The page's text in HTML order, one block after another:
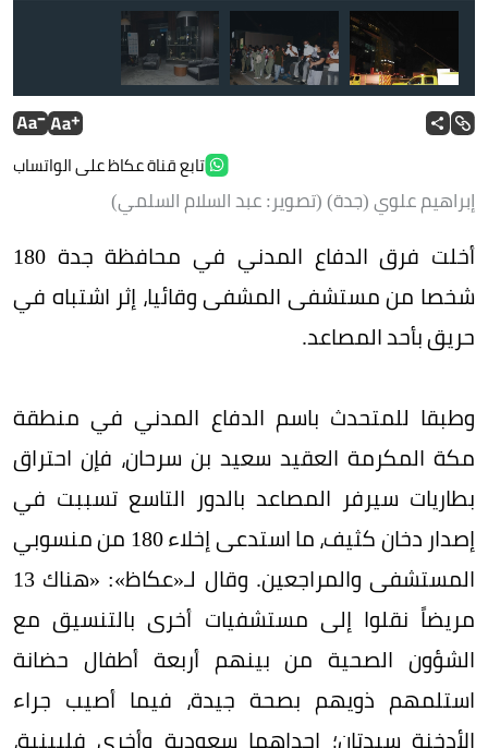
تابع قناة عكاظ على الواتساب
إبراهيم علوي (جدة) ‏(تصوير: عبد السلام السلمي)
‏أخلت فرق الدفاع المدني في محافظة جدة 180
شخصا من مستشفى المشفى وقائيا، إثر اشتباه في
حريق بأحد المصاعد.
وطبقا للمتحدث باسم الدفاع المدني في منطقة
مكة المكرمة العقيد سعيد بن سرحان، فإن احتراق
بطاريات سيرفر المصاعد بالدور التاسع تسببت في
إصدار دخان كثيف، ما استدعى إخلاء 180 من منسوبي
المستشفى والمراجعين. وقال لـ«عكاظ»: «هناك 13
مريضاً نقلوا إلى مستشفيات أخرى بالتنسيق مع
الشؤون الصحية من بينهم أربعة أطفال حضانة
استلمهم ذويهم بصحة جيدة، فيما أصيب جراء
الأدخنة سيدتان؛ إحداهما سعودية وأخرى فلبينية،